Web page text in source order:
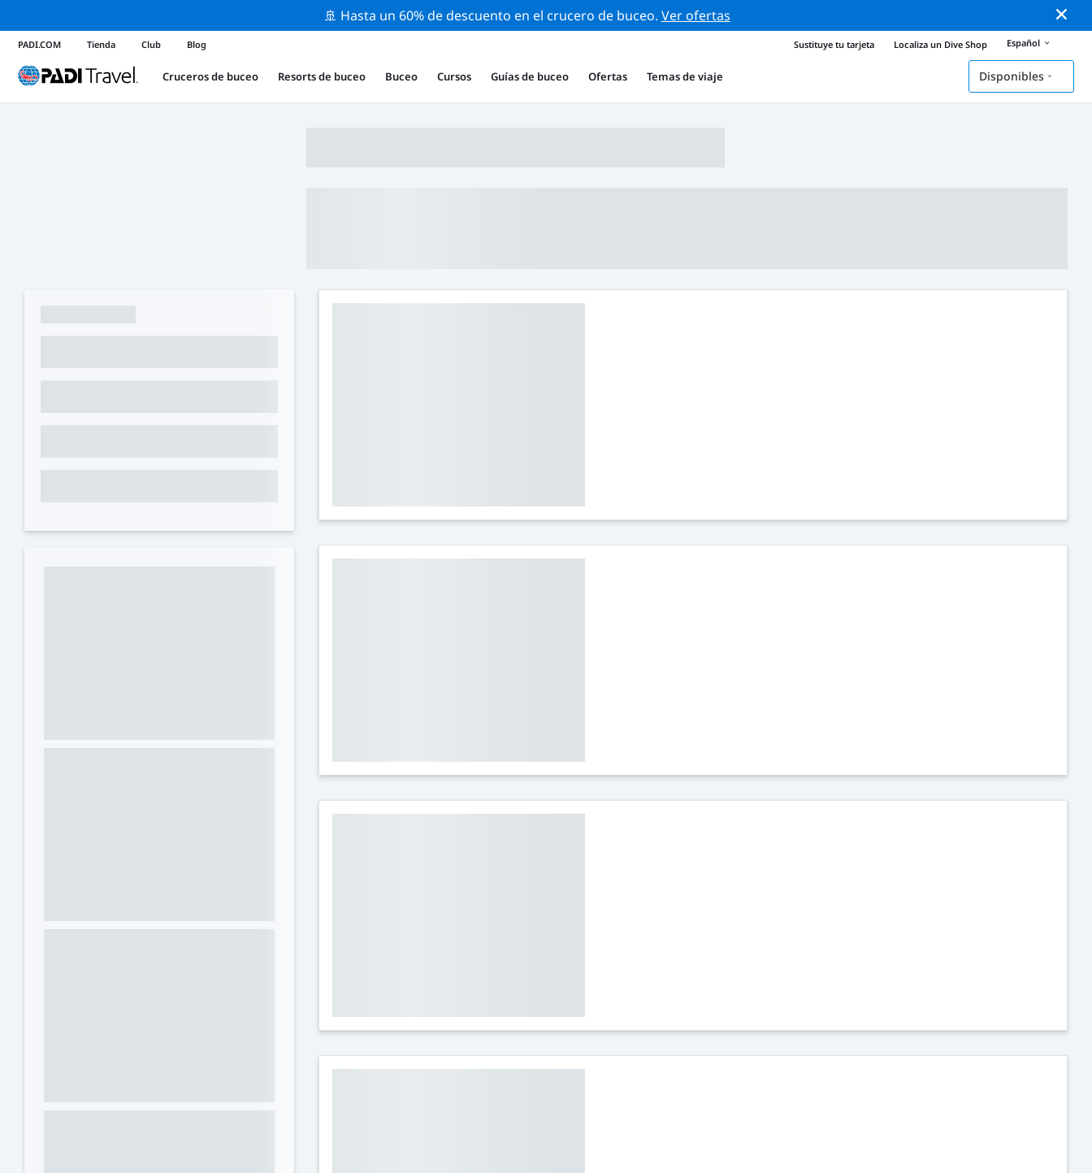
🚢 Hasta un 60% de descuento en el crucero de buceo. Ver ofertas
PADI.COM Tienda Club Blog Sustituye tu tarjeta Localiza un Dive Shop Español
Cruceros de buceo Resorts de buceo Buceo Cursos Guías de buceo Ofertas Temas de viaje Disponibles